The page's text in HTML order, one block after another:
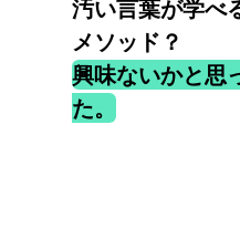
汚い言葉が学べ
メソッド？
興味ないかと思
た。